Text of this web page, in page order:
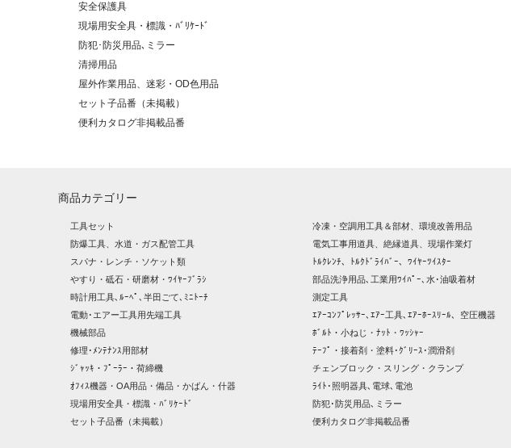
安全保護具
現場用安全具・標識・ﾊﾞﾘｹｰﾄﾞ
防犯･防災用品､ミラー
清掃用品
屋外作業用品、迷彩・OD色用品
セット子品番（未掲載）
便利カタログ非掲載品番
商品カテゴリー
工具セット 冷凍・空調用工具＆部材、環境改善用品
防爆工具、水道・ガス配管工具
電気工事用道具、絶縁道具、現場作業灯
スパナ・レンチ・ソケット類
ﾄﾙｸﾚﾝﾁ、ﾄﾙｸﾄﾞﾗｲﾊﾞｰ、ﾜｲﾔｰﾂｲｽﾀｰ
やすり・砥石・研磨材・ﾜｲﾔｰﾌﾞﾗｼ
部品洗浄用品､工業用ﾜｲﾊﾟｰ､水･油吸着材
時計用工具､ﾙｰﾍﾟ､半田ごて､ﾐﾆﾄｰﾁ
測定工具
電動･エアー工具用先端工具
ｴｱｰｺﾝﾌﾟﾚｯｻｰ､ｴｱｰ工具､ｴｱｰﾎｰｽﾘｰﾙ、空圧機器
機械部品
ﾎﾞﾙﾄ・小ねじ・ﾅｯﾄ・ﾜｯｼｬｰ
修理･ﾒﾝﾃﾅﾝｽ用部材
ﾃｰﾌﾟ・接着剤・塗料･ｸﾞﾘｰｽ･潤滑剤
ｼﾞｬｯｷ・ﾌﾟｰﾗｰ・荷締機
チェンブロック・スリング・クランプ
ｵﾌｨｽ機器・OA用品・備品・かばん・什器
ﾗｲﾄ･照明器具､電球､電池
現場用安全具・標識・ﾊﾞﾘｹｰﾄﾞ
防犯･防災用品､ミラー
セット子品番（未掲載）
便利カタログ非掲載品番